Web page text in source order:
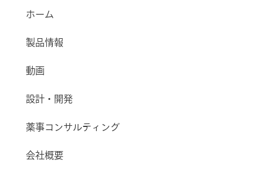
ホーム
製品情報
動画
設計・開発
薬事コンサルティング
会社概要